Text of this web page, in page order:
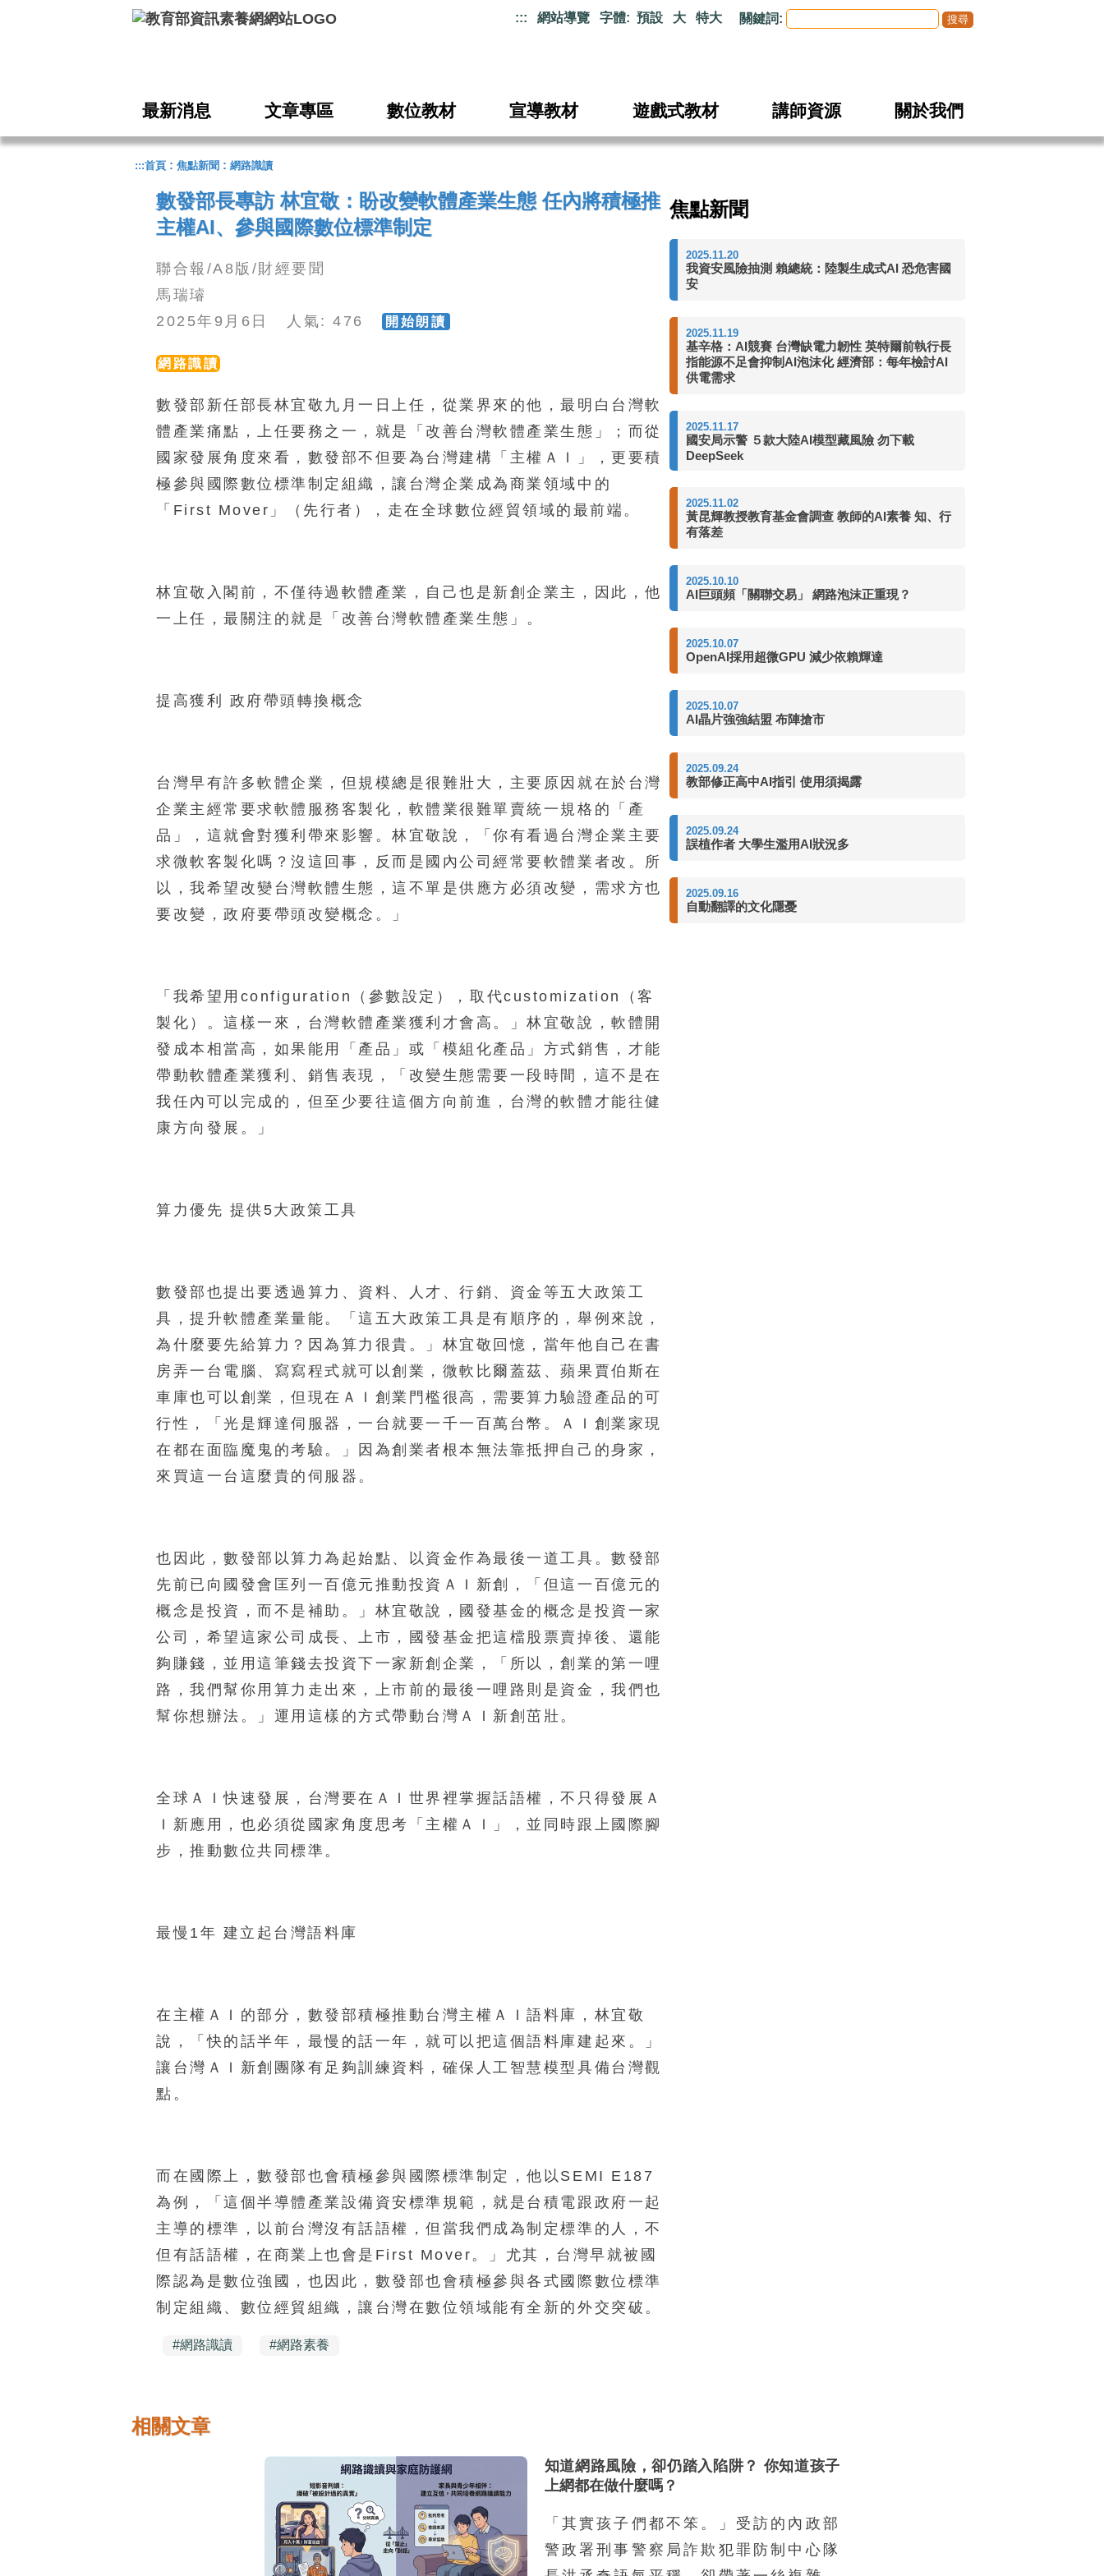
::: 網站導覽 字體: 預設 大 特大 關鍵詞:
最新消息 文章專區 數位教材 宣導教材 遊戲式教材 講師資源 關於我們
:::首頁 : 焦點新聞 : 網路識讀
數發部長專訪 林宜敬：盼改變軟體產業生態 任內將積極推
主權AI、參與國際數位標準制定
聯合報/A8版/財經要聞
馬瑞璿
2025年9月6日 人氣: 476
開始朗讀
網路識讀
數發部新任部長林宜敬九月一日上任，從業界來的他，最明白台灣軟
體產業痛點，上任要務之一，就是「改善台灣軟體產業生態」；而從
國家發展角度來看，數發部不但要為台灣建構「主權ＡＩ」，更要積
極參與國際數位標準制定組織，讓台灣企業成為商業領域中的
「First Mover」（先行者），走在全球數位經貿領域的最前端。
林宜敬入閣前，不僅待過軟體產業，自己也是新創企業主，因此，他
一上任，最關注的就是「改善台灣軟體產業生態」。
提高獲利 政府帶頭轉換概念
台灣早有許多軟體企業，但規模總是很難壯大，主要原因就在於台灣
企業主經常要求軟體服務客製化，軟體業很難單賣統一規格的「產
品」，這就會對獲利帶來影響。林宜敬說，「你有看過台灣企業主要
求微軟客製化嗎？沒這回事，反而是國內公司經常要軟體業者改。所
以，我希望改變台灣軟體生態，這不單是供應方必須改變，需求方也
要改變，政府要帶頭改變概念。」
「我希望用configuration（參數設定），取代customization（客
製化）。這樣一來，台灣軟體產業獲利才會高。」林宜敬說，軟體開
發成本相當高，如果能用「產品」或「模組化產品」方式銷售，才能
帶動軟體產業獲利、銷售表現，「改變生態需要一段時間，這不是在
我任內可以完成的，但至少要往這個方向前進，台灣的軟體才能往健
康方向發展。」
算力優先 提供5大政策工具
數發部也提出要透過算力、資料、人才、行銷、資金等五大政策工
具，提升軟體產業量能。「這五大政策工具是有順序的，舉例來說，
為什麼要先給算力？因為算力很貴。」林宜敬回憶，當年他自己在書
房弄一台電腦、寫寫程式就可以創業，微軟比爾蓋茲、蘋果賈伯斯在
車庫也可以創業，但現在ＡＩ創業門檻很高，需要算力驗證產品的可
行性，「光是輝達伺服器，一台就要一千一百萬台幣。ＡＩ創業家現
在都在面臨魔鬼的考驗。」因為創業者根本無法靠抵押自己的身家，
來買這一台這麼貴的伺服器。
也因此，數發部以算力為起始點、以資金作為最後一道工具。數發部
先前已向國發會匡列一百億元推動投資ＡＩ新創，「但這一百億元的
概念是投資，而不是補助。」林宜敬說，國發基金的概念是投資一家
公司，希望這家公司成長、上市，國發基金把這檔股票賣掉後、還能
夠賺錢，並用這筆錢去投資下一家新創企業，「所以，創業的第一哩
路，我們幫你用算力走出來，上市前的最後一哩路則是資金，我們也
幫你想辦法。」運用這樣的方式帶動台灣ＡＩ新創茁壯。
全球ＡＩ快速發展，台灣要在ＡＩ世界裡掌握話語權，不只得發展Ａ
Ｉ新應用，也必須從國家角度思考「主權ＡＩ」，並同時跟上國際腳
步，推動數位共同標準。
最慢1年 建立起台灣語料庫
在主權ＡＩ的部分，數發部積極推動台灣主權ＡＩ語料庫，林宜敬
說，「快的話半年，最慢的話一年，就可以把這個語料庫建起來。」
讓台灣ＡＩ新創團隊有足夠訓練資料，確保人工智慧模型具備台灣觀
點。
而在國際上，數發部也會積極參與國際標準制定，他以SEMI E187
為例，「這個半導體產業設備資安標準規範，就是台積電跟政府一起
主導的標準，以前台灣沒有話語權，但當我們成為制定標準的人，不
但有話語權，在商業上也會是First Mover。」尤其，台灣早就被國
際認為是數位強國，也因此，數發部也會積極參與各式國際數位標準
制定組織、數位經貿組織，讓台灣在數位領域能有全新的外交突破。
#網路識讀 #網路素養
焦點新聞
2025.11.20
我資安風險抽測 賴總統：陸製生成式AI 恐危害國
安
2025.11.19
基辛格：AI競賽 台灣缺電力韌性 英特爾前執行長
指能源不足會抑制AI泡沫化 經濟部：每年檢討AI
供電需求
2025.11.17
國安局示警 ５款大陸AI模型藏風險 勿下載
DeepSeek
2025.11.02
黃昆輝教授教育基金會調查 教師的AI素養 知、行
有落差
2025.10.10
AI巨頭頻「關聯交易」 網路泡沫正重現？
2025.10.07
OpenAI採用超微GPU 減少依賴輝達
2025.10.07
AI晶片強強結盟 布陣搶市
2025.09.24
教部修正高中AI指引 使用須揭露
2025.09.24
誤植作者 大學生濫用AI狀況多
2025.09.16
自動翻譯的文化隱憂
相關文章
知道網路風險，卻仍踏入陷阱？ 你知道孩子
上網都在做什麼嗎？
「其實孩子們都不笨。」受訪的內政部
警政署刑事警察局詐欺犯罪防制中心隊